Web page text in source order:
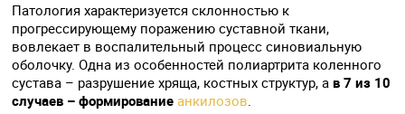
Патология характеризуется склонностью к
прогрессирующему поражению суставной ткани,
вовлекает в воспалительный процесс синовиальную
оболочку. Одна из особенностей полиартрита коленного
сустава – разрушение хряща, костных структур, а в 7 из 10
случаев – формированиеанкилозов.